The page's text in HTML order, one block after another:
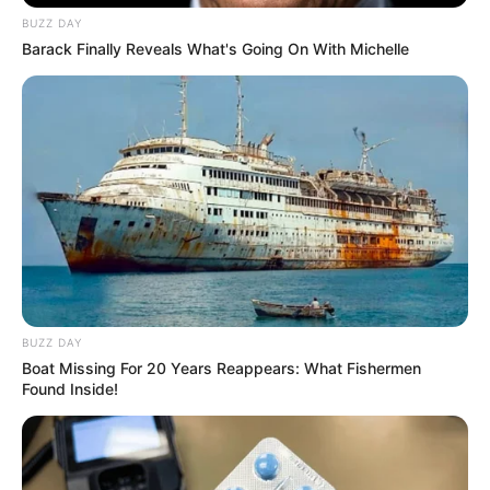
abços
Muito linda a tartaruga! parabens pela
criatividade,adoro ver as postagens.deus abençõe
ana bela há 13 anos
gostava de moldes de animais para fazer portas -
chaves
karla ferreira
que maravilhoso podermos aprender a usar a
planeta fica livre de poluição…o trabalho com
garrafa pet é genial, gostei muito!
BUZZ DAY
Barack Finally Reveals What's Going On With Michelle
BUZZ DAY
Boat Missing For 20 Years Reappears: What Fishermen
Found Inside!